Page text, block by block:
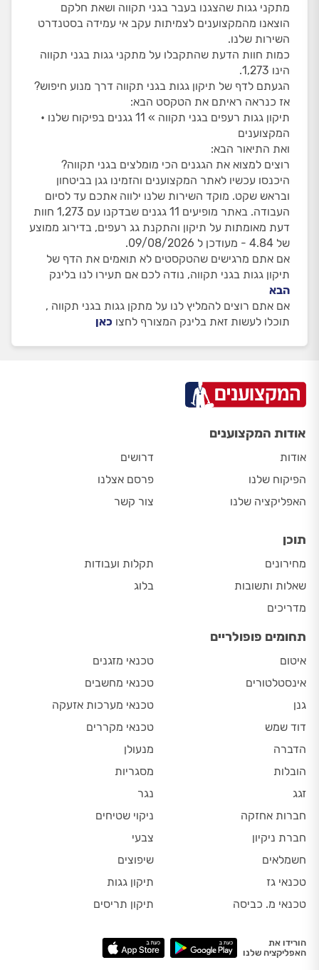
מתקני גגות שהצגנו בעבר בגני תקווה ושאת חלקם
הוצאנו מהמקצוענים לצמיתות עקב אי עמידה בסטנדרט
השירות שלנו.
כמות חוות הדעת שהתקבלו על מתקני גגות בגני תקווה
הינו 1,273.
הגעתם לדף של תיקון גגות בגני תקווה דרך מנוע חיפוש?
אז כנראה ראיתם את הטקסט הבא:
תיקון גגות רעפים בגני תקווה » 11 גגנים בפיקוח שלנו •
המקצוענים
ואת התיאור הבא:
רוצים למצוא את הגגנים הכי מומלצים בגני תקווה?
היכנסו עכשיו לאתר המקצוענים והזמינו גגן בביטחון
ובראש שקט. מוקד השירות שלנו ילווה אתכם עד לסיום
העבודה. באתר מופיעים 11 גגנים שבדקנו עם 1,273 חוות
דעת מאומתות על תיקון והתקנת גג רעפים, בדירוג ממוצע
של 4.84 - מעודכן ל 09/08/2026.
אם אתם מרגישים שהטקסטים לא תואמים את הדף של
תיקון גגות בגני תקווה, נודה לכם אם תעירו לנו בלינק
הבא
אם אתם רוצים להמליץ לנו על מתקן גגות בגני תקווה ,
תוכלו לעשות זאת בלינק המצורף לחצו כאן
אודות המקצוענים
אודות
הפיקוח שלנו
האפליקציה שלנו
דרושים
פרסם אצלנו
צור קשר
תוכן
מחירונים
שאלות ותשובות
מדריכים
תקלות ועבודות
בלוג
תחומים פופולריים
איטום
אינסטלטורים
גנן
דוד שמש
הדברה
הובלות
זגג
חברות אחזקה
חברת ניקיון
חשמלאים
טכנאי גז
טכנאי מ. כביסה
טכנאי מזגנים
טכנאי מחשבים
טכנאי מערכות אזעקה
טכנאי מקררים
מנעולן
מסגריות
נגר
ניקוי שטיחים
צבעי
שיפוצים
תיקון גגות
תיקון תריסים
הורידו את
האפליקציה שלנו